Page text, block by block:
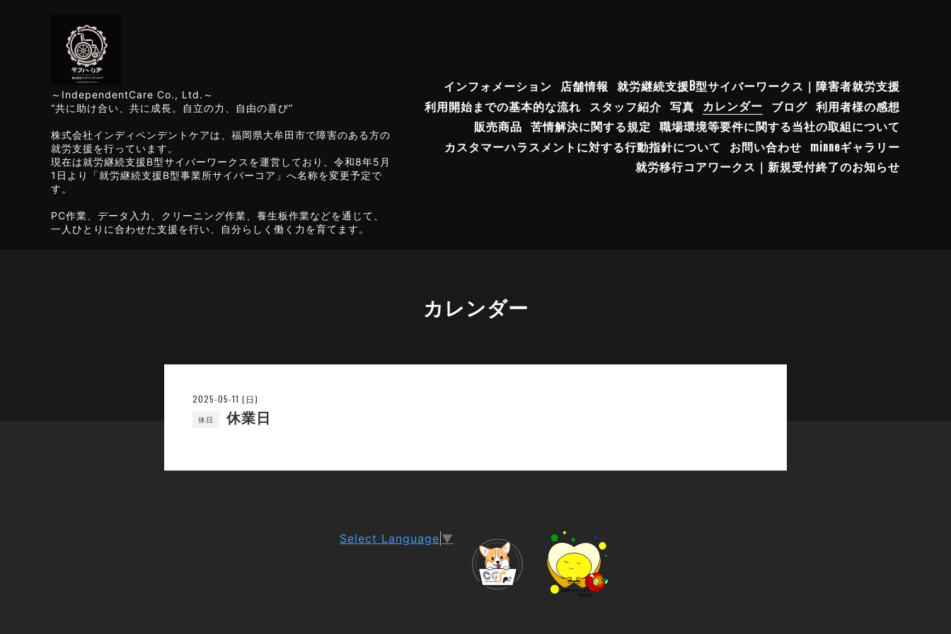
～IndependentCare Co., Ltd.～
“共に助け合い、共に成長。自立の力、自由の喜び”
株式会社インディペンデントケアは、福岡県大牟田市で障害のある方の
就労支援を行っています。
現在は就労継続支援B型サイバーワークスを運営しており、令和8年5月
1日より「就労継続支援B型事業所サイバーコア」へ名称を変更予定で
す。
PC作業、データ入力、クリーニング作業、養生板作業などを通じて、
一人ひとりに合わせた支援を行い、自分らしく働く力を育てます。
インフォメーション 店舗情報 就労継続支援B型サイバーワークス｜障害者就労支援
利用開始までの基本的な流れ
スタッフ紹介 写真 カレンダー ブログ 利用者様の感想
販売商品 苦情解決に関する規定 職場環境等要件に関する当社の取組について
カスタマーハラスメントに対する行動指針について
お問い合わせ minneギャラリー
就労移行コアワークス｜新規受付終了のお知らせ
カレンダー
2025-05-11 (日)
休日 休業日
Select Language ▼